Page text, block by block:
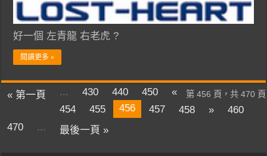
好一個 左青龍 右老虎 ?
閱讀更多 »
第 456 頁，共 470 頁
« 第一頁 ... 430 440 450
«
454
455 456 457 458 »
460
470
... 最後一頁 »